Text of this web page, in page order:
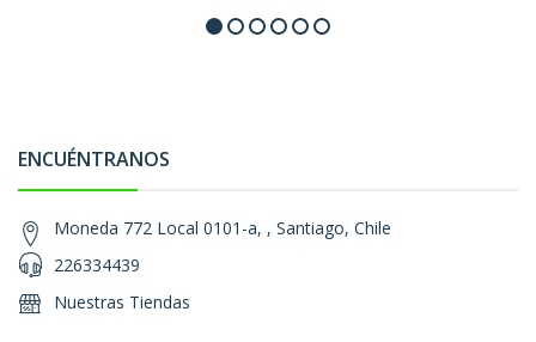
ENCUÉNTRANOS
Moneda 772 Local 0101-a, , Santiago, Chile
226334439
Nuestras Tiendas